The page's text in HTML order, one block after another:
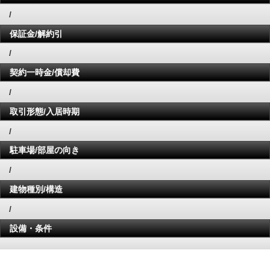
/
保証金/解約引
/
契約一時金/償却費
/
取引形態/入居時期
/
駐車場/部屋の向き
/
建物種別/構造
/
設備・条件